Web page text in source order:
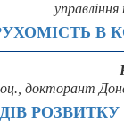
В
докторант